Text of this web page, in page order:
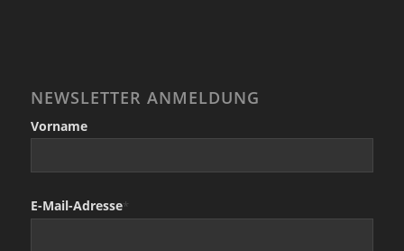
NEWSLETTER ANMELDUNG
Vorname
E-Mail-Adresse*